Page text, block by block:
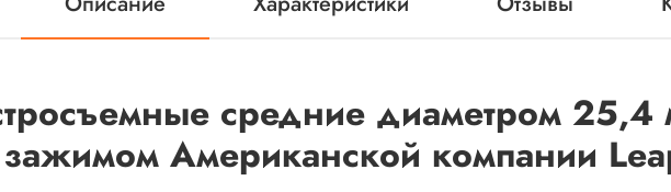
средние диаметром 25,4
Американской компании